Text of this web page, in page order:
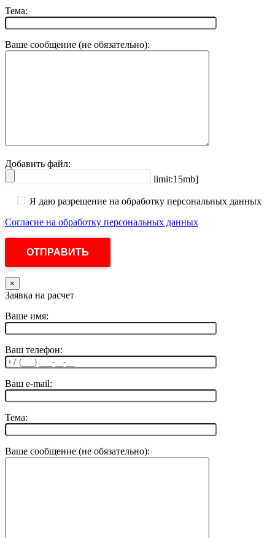
Тема:
Ваше сообщение (не обязательно):
Добавить файл:
limit:15mb]
Я даю разрешение на обработку персональных данных
Согласие на обработку персональных данных
×
Заявка на расчет
Ваше имя:
Ваш телефон:
Ваш e-mail:
Тема:
Ваше сообщение (не обязательно):